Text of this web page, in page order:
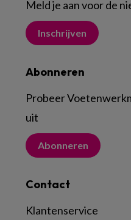
Meld je aan voor de
Inschrijven
Abonneren
Probeer
uit
Abonneren
Contact
Klantenservice